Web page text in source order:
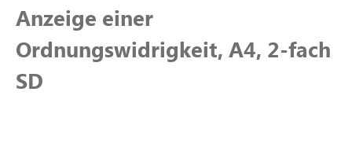
Anzeige einer
Ordnungswidrigkeit, A4, 2-fach
SD